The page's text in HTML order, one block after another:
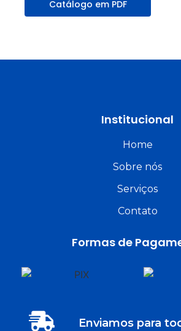
Catálogo em PDF
Institucional
Home
Sobre nós
Serviços
Contato
Formas de
Enviamos para